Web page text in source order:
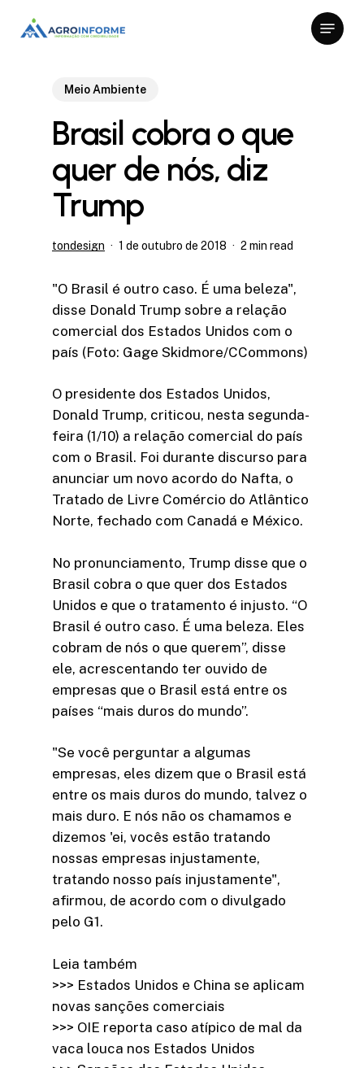
Menu
Meio Ambiente
Brasil cobra o que
quer de nós, diz
Trump
tondesign 1 de outubro de 2018 2 min read
"O Brasil é outro caso. É uma beleza",
disse Donald Trump sobre a relação
comercial dos Estados Unidos com o
país (Foto: Gage Skidmore/CCommons)
O presidente dos Estados Unidos,
Donald Trump, criticou, nesta segunda-
feira (1/10) a relação comercial do país
com o Brasil. Foi durante discurso para
anunciar um novo acordo do Nafta, o
Tratado de Livre Comércio do Atlântico
Norte, fechado com Canadá e México.
No pronunciamento, Trump disse que o
Brasil cobra o que quer dos Estados
Unidos e que o tratamento é injusto. “O
Brasil é outro caso. É uma beleza. Eles
cobram de nós o que querem”, disse
ele, acrescentando ter ouvido de
empresas que o Brasil está entre os
países “mais duros do mundo”.
"Se você perguntar a algumas
empresas, eles dizem que o Brasil está
entre os mais duros do mundo, talvez o
mais duro. E nós não os chamamos e
dizemos 'ei, vocês estão tratando
nossas empresas injustamente,
tratando nosso país injustamente",
afirmou, de acordo com o divulgado
pelo G1.
Leia também
>>> Estados Unidos e China se aplicam
novas sanções comerciais
>>> OIE reporta caso atípico de mal da
vaca louca nos Estados Unidos